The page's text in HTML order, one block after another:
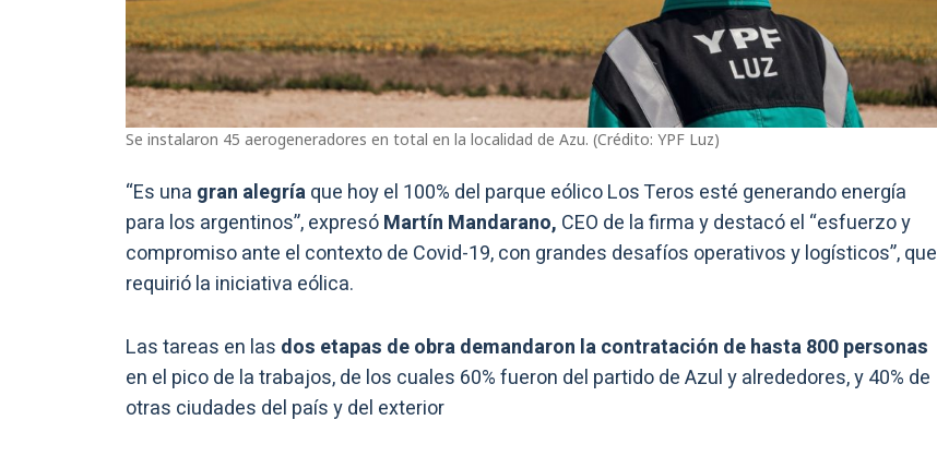
Se instalaron 45 aerogeneradores en total en la localidad de Azu. (Crédito: YPF Luz)
“Es una gran alegríaque hoy el 100% del parque eólico Los Teros esté generando energía
para los argentinos”, expresóMartín Mandarano, CEO de la firma y destacó el “esfuerzo y
compromiso ante el contexto de Covid-19, con grandes desafíos operativos y logísticos”, que
requirió la iniciativa eólica.
Las tareas en las dos etapas de obra demandaron la contratación de hasta 800 personas
en el pico de la trabajos, de los cuales 60% fueron del partido de Azul y alrededores, y 40% de
otras ciudades del país y del exterior